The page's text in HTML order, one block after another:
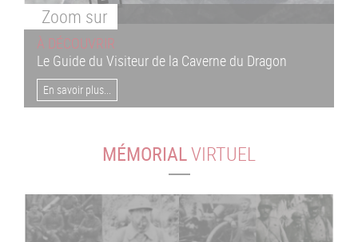
Zoom sur
À DÉCOUVRIR
Le Guide du Visiteur de la Caverne du Dragon
En savoir plus...
MÉMORIALVIRTUEL